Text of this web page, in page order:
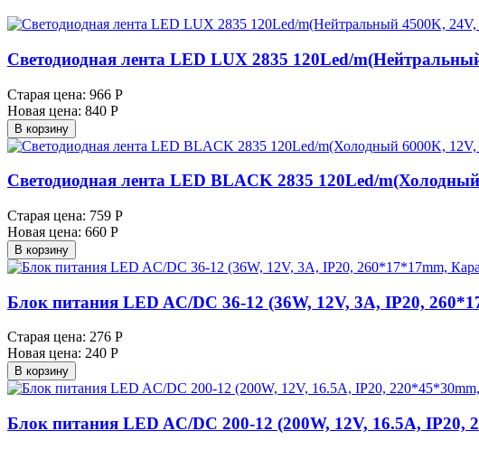
Светодиодная лента LED LUX 2835 120Led/
Старая цена: 966 Р
Новая цена: 840 Р
В корзину
Светодиодная лента LED BLACK 2835 120Led/
Старая цена: 759 Р
Новая цена: 660 Р
В корзину
Блок питания LED AC/DC 36-12 (36W, 12V, 3A, IP20,
Старая цена: 276 Р
Новая цена: 240 Р
В корзину
Блок питания LED AC/DC 200-12 (200W, 12V, 16.5A, IP20,